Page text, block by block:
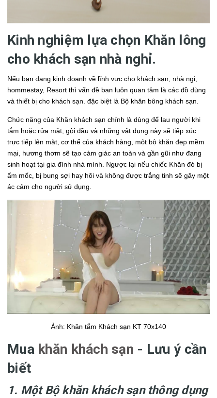
Kinh nghiệm lựa chọn Khăn lông
cho khách sạn nhà nghỉ.
Nếu bạn đang kinh doanh về lĩnh vực cho khách sạn, nhà ngỉ,
hommestay, Resort thì vấn đề bạn luôn quan tâm là các đồ dùng
và thiết bị cho khách sạn. đặc biệt là Bộ khăn bông khách sạn.
Chức năng của Khăn khách sạn chính là dùng để lau người khi
tắm hoặc rửa mặt, gội đầu và những vật dụng này sẽ tiếp xúc
trực tiếp lên mặt, cơ thể của khách hàng, một bộ khăn đẹp mềm
mại, hương thơm sẽ tạo cảm giác an toàn và gần gũi như đang
sinh hoạt tại gia đình nhà mình. Ngược lại nếu chiếc Khăn đó bị
ẩm mốc, bị bung sợi hay hôi và không được trắng tinh sẽ gây một
ác cảm cho người sử dụng.
Ảnh: Khăn tắm Khách sạn KT 70x140
Mua khăn khách sạn - Lưu ý cần
biết
1. Một Bộ khăn khách sạn thông dụng